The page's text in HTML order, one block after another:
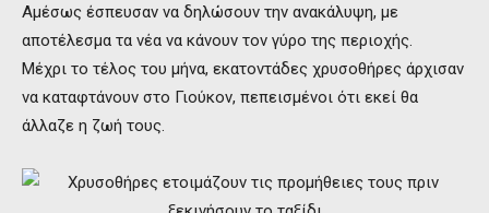
Αμέσως έσπευσαν να δηλώσουν την ανακάλυψη, με
αποτέλεσμα τα νέα να κάνουν τον γύρο της περιοχής.
Μέχρι το τέλος του μήνα, εκατοντάδες χρυσοθήρες άρχισαν
να καταφτάνουν στο Γιούκον, πεπεισμένοι ότι εκεί θα
άλλαζε η ζωή τους.